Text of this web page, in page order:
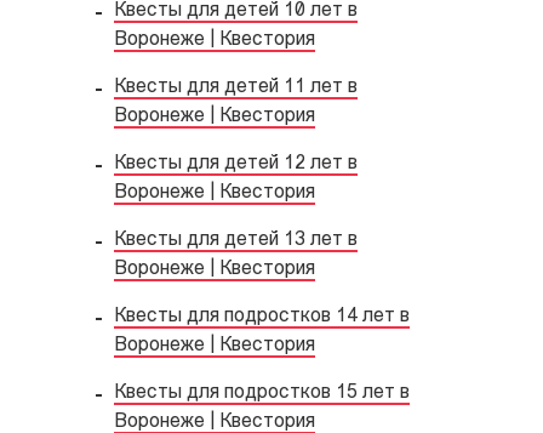
Квесты для детей 10 лет в
Воронеже | Квестория
Квесты для детей 11 лет в
Воронеже | Квестория
Квесты для детей 12 лет в
Воронеже | Квестория
Квесты для детей 13 лет в
Воронеже | Квестория
Квесты для подростков 14 лет в
Воронеже | Квестория
Квесты для подростков 15 лет в
Воронеже | Квестория